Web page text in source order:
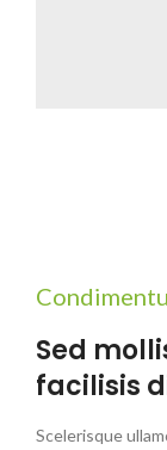
Sed
facilisis
Scelerisque